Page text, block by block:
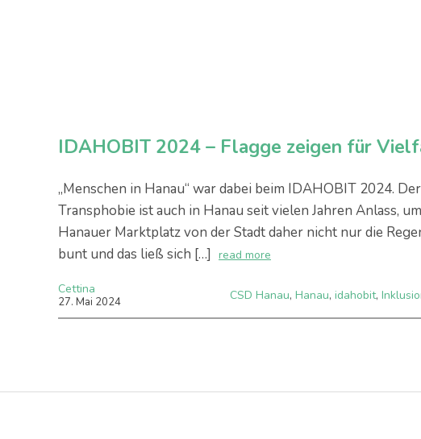
IDAHOBIT 2024 – Flagge zeigen für
„Menschen in Hanau“ war dabei beim IDAHOBIT 2024.
Transphobie ist auch in Hanau seit vielen Jahren Anlass,
Hanauer Marktplatz von der Stadt daher nicht nur die
bunt und das ließ sich […] read more
Cettina
27. Mai 2024 CSD Hanau, Hanau, idahobit,